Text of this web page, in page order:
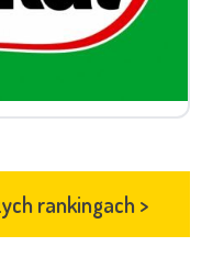
rankingach >